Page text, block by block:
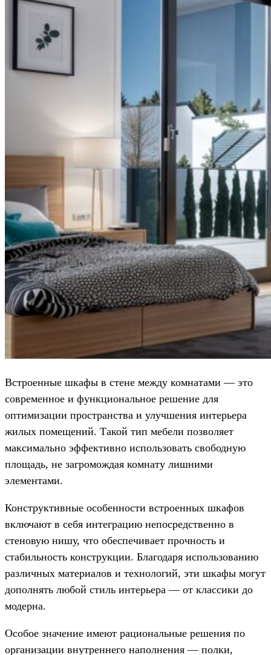
Встроенные шкафы в стене между комнатами — это
современное и функциональное решение для
оптимизации пространства и улучшения интерьера
жилых помещений. Такой тип мебели позволяет
максимально эффективно использовать свободную
площадь, не загромождая комнату лишними
элементами.
Конструктивные особенности встроенных шкафов
включают в себя интеграцию непосредственно в
стеновую нишу, что обеспечивает прочность и
стабильность конструкции. Благодаря использованию
различных материалов и технологий, эти шкафы могут
дополнять любой стиль интерьера — от классики до
модерна.
Особое значение имеют рациональные решения по
организации внутреннего наполнения — полки,